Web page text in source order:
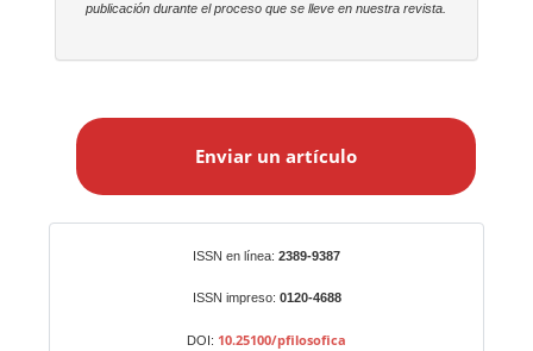
publicación durante el proceso que se lleve en nuestra revista.
a
Enviar un artículo
ISSN en línea: 2389-9387
ISSN impreso: 0120-4688
DOI: 10.25100/pfilosofica